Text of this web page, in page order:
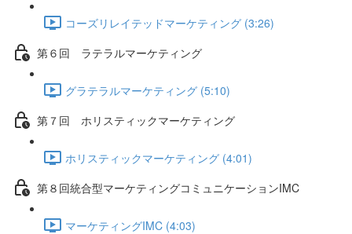
コーズリレイテッドマーケティング (3:26)
第６回 ラテラルマーケティング
グラテラルマーケティング (5:10)
第７回 ホリスティックマーケティング
ホリスティックマーケティング (4:01)
第８回統合型マーケティングコミュニケーションIMC
マーケティングIMC (4:03)